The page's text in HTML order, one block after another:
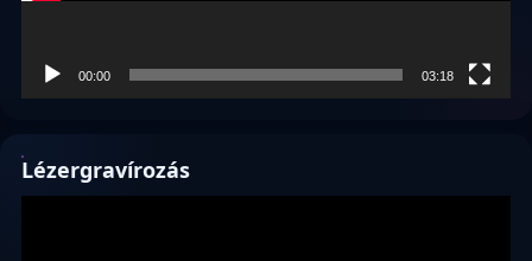
00:00 03:18
Lézergravírozás